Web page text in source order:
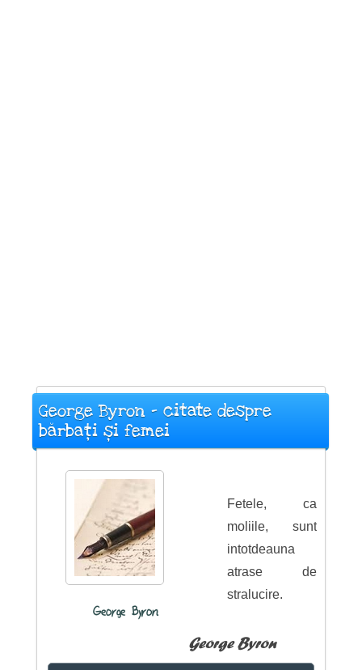
George Byron - citate despre
bărbați și femei
George Byron
Fetele, ca
moliile, sunt
intotdeauna
atrase de
stralucire.
George Byron